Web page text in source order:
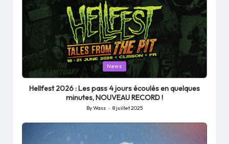
Posted
in
News
Hellfest 2026 : Les pass 4 jours écoulés en quelques
minutes, NOUVEAU RECORD !
Posted
by
ByWass 8 juillet 2025